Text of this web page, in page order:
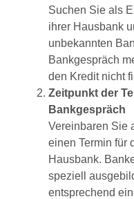
Suchen Sie als
ihrer Hausbank
unbekannten
Bankgespräch
den Kredit nicht
Zeitpunkt der
Bankgespräch
Vereinbaren Sie
einen Termin für
Hausbank.
speziell
entsprechend